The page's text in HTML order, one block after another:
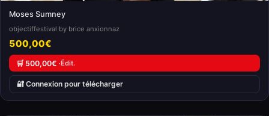
Moses Sumney
objectiffestival by brice anxionnaz
500,00€
🛒 500,00€ ·Édit.
🔐 Connexion pour télécharger